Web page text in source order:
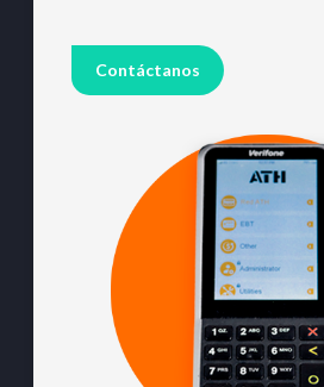
Contáctanos